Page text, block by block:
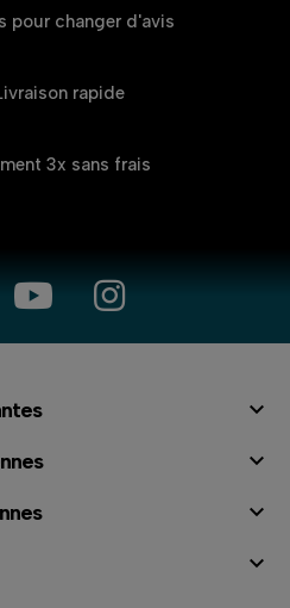
pour changer d'avis
rapide
3x sans frais



